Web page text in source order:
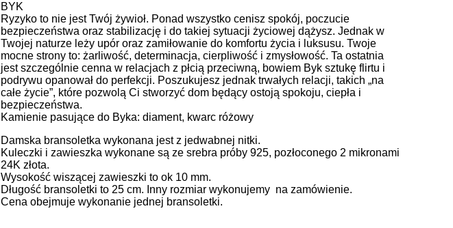
BYK
Ryzyko to nie jest Twój żywioł. Ponad wszystko cenisz spokój, poczucie
bezpieczeństwa oraz stabilizację i do takiej sytuacji życiowej dążysz. Jednak w
Twojej naturze leży upór oraz zamiłowanie do komfortu życia i luksusu. Twoje
mocne strony to: żarliwość, determinacja, cierpliwość i zmysłowość. Ta ostatnia
jest szczególnie cenna w relacjach z płcią przeciwną, bowiem Byk sztukę flirtu i
podrywu opanował do perfekcji. Poszukujesz jednak trwałych relacji, takich „na
całe życie”, które pozwolą Ci stworzyć dom będący ostoją spokoju, ciepła i
bezpieczeństwa.
Kamienie pasujące do Byka: diament, kwarc różowy
Damska bransoletka wykonana jest z jedwabnej nitki.
Kuleczki i zawieszka wykonane są ze srebra próby 925, pozłoconego 2 mikronami
24K złota.
Wysokość wiszącej zawieszki to ok 10 mm.
Długość bransoletki to 25 cm. Inny rozmiar wykonujemy na zamówienie.
Cena obejmuje wykonanie jednej bransoletki.